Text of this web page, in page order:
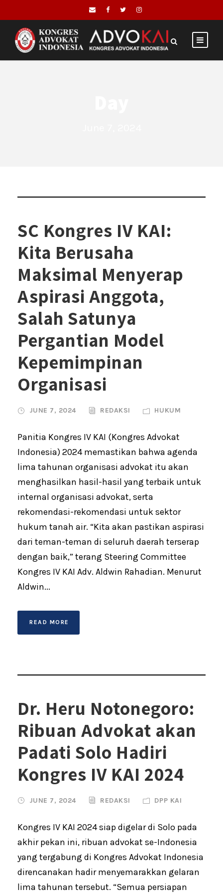
SC Kongres IV KAI:
Kita Berusaha
Maksimal Menyerap
Aspirasi Anggota,
Salah Satunya
Pergantian Model
Kepemimpinan
Organisasi
JUNE 7, 2024 REDAKSI HUKUM
Panitia Kongres IV KAI (Kongres Advokat
Indonesia) 2024 memastikan bahwa agenda
lima tahunan organisasi advokat itu akan
menghasilkan hasil-hasil yang terbaik untuk
internal organisasi advokat, serta
rekomendasi-rekomendasi untuk sektor
hukum tanah air. “Kita akan pastikan aspirasi
dari teman-teman di seluruh daerah terserap
dengan baik,” terang Steering Committee
Kongres IV KAI Adv. Aldwin Rahadian. Menurut
Aldwin...
READ MORE
Dr. Heru Notonegoro:
Ribuan Advokat akan
Padati Solo Hadiri
Kongres IV KAI 2024
JUNE 7, 2024 REDAKSI DPP KAI
Kongres IV KAI 2024 siap digelar di Solo pada
akhir pekan ini, ribuan advokat se-Indonesia
yang tergabung di Kongres Advokat Indonesia
direncanakan hadir menyemarakkan gelaran
lima tahunan tersebut. “Semua persiapan